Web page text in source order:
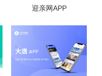
迎亲网APP